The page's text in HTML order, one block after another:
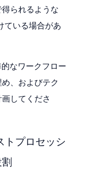
られるような
ている場合があ
なワークフロー
、およびテク
してくださ
トプロセッシ